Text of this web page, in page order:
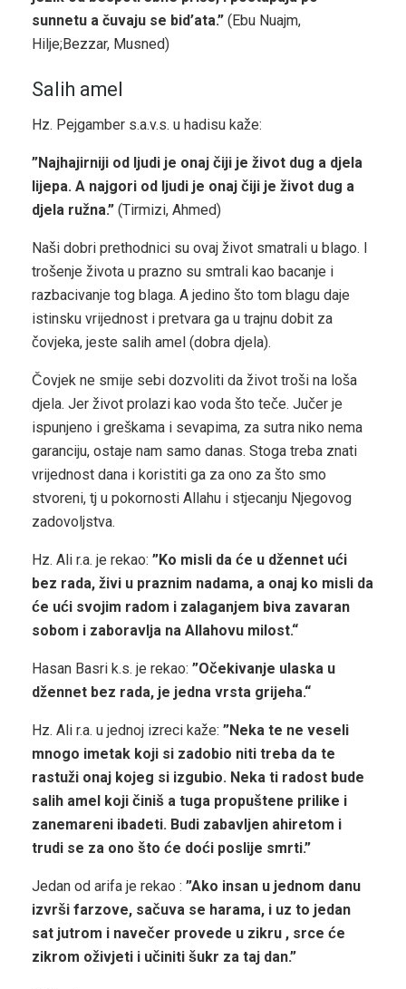
sunnetu a čuvaju se bid’ata.” (Ebu Nuajm,
Hilje;Bezzar, Musned)
Salih amel
Hz. Pejgamber s.a.v.s. u hadisu kaže:
”Najhajirniji od ljudi je onaj čiji je život dug a djela
lijepa. A najgori od ljudi je onaj čiji je život dug a
djela ružna.” (Tirmizi, Ahmed)
Naši dobri prethodnici su ovaj život smatrali u blago. I
trošenje života u prazno su smtrali kao bacanje i
razbacivanje tog blaga. A jedino što tom blagu daje
istinsku vrijednost i pretvara ga u trajnu dobit za
čovjeka, jeste salih amel (dobra djela).
Čovjek ne smije sebi dozvoliti da život troši na loša
djela. Jer život prolazi kao voda što teče. Jučer je
ispunjeno i greškama i sevapima, za sutra niko nema
garanciju, ostaje nam samo danas. Stoga treba znati
vrijednost dana i koristiti ga za ono za što smo
stvoreni, tj u pokornosti Allahu i stjecanju Njegovog
zadovoljstva.
Hz. Ali r.a. je rekao: ”Ko misli da će u džennet ući
bez rada, živi u praznim nadama, a onaj ko misli da
će ući svojim radom i zalaganjem biva zavaran
sobom i zaboravlja na Allahovu milost.“
Hasan Basri k.s. je rekao: ”Očekivanje ulaska u
džennet bez rada, je jedna vrsta grijeha.“
Hz. Ali r.a. u jednoj izreci kaže: ”Neka te ne veseli
mnogo imetak koji si zadobio niti treba da te
rastuži onaj kojeg si izgubio. Neka ti radost bude
salih amel koji činiš a tuga propuštene prilike i
zanemareni ibadeti. Budi zabavljen ahiretom i
trudi se za ono što će doći poslije smrti.”
Jedan od arifa je rekao : ”Ako insan u jednom danu
izvrši farzove, sačuva se harama, i uz to jedan
sat jutrom i navečer provede u zikru , srce će
zikrom oživjeti i učiniti šukr za taj dan.”